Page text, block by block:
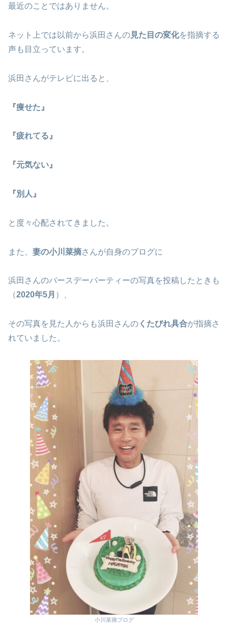
最近のことではありません。
ネット上では以前から浜田さんの見た目の変化を指摘する
声も目立っています。
浜田さんがテレビに出ると、
『痩せた』
『疲れてる』
『元気ない』
『別人』
と度々心配されてきました。
また、 妻の小川菜摘さんが自身のブログに
浜田さんのバースデーパーティーの写真を投稿したときも
（2020年5月 ）、
その写真を見た人からも浜田さんの くたびれ具合が指摘さ
れていました。
小川菜摘ブログ